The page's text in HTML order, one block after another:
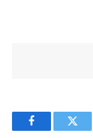
Facebook